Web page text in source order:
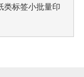
类标签小批量印